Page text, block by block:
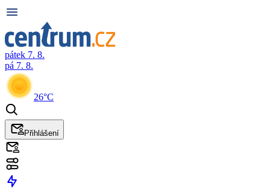
pátek 7. 8.
pá 7. 8.
26°C
Přihlášení